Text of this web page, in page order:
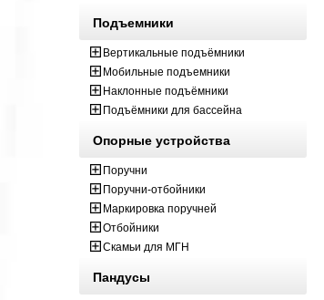
Подъемники
Вертикальные подъёмники
Мобильные подъемники
Наклонные подъёмники
Подъёмники для бассейна
Опорные устройства
Поручни
Поручни-отбойники
Маркировка поручней
Отбойники
Скамьи для МГН
Пандусы